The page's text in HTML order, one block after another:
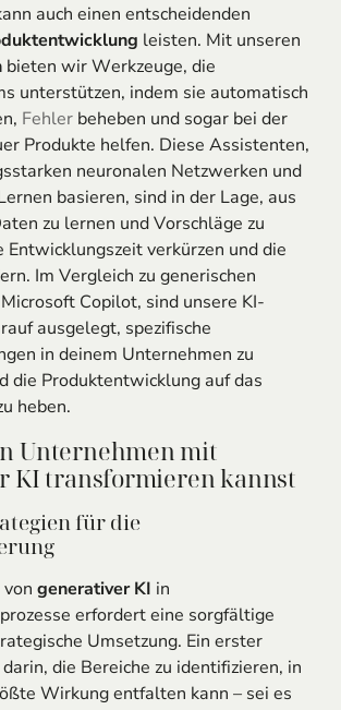
auch einen entscheidenden
leisten. Mit unseren
bieten wir Werkzeuge, die
unterstützen, indem sie automatisch
Fehlerbeheben und sogar bei der
Produkte helfen. Diese Assistenten,
neuronalen Netzwerken und
basieren, sind in der Lage, aus
zu lernen und Vorschläge zu
Entwicklungszeit verkürzen und die
Im Vergleich zu generischen
Copilot, sind unsere KI-
ausgelegt, spezifische
in deinem Unternehmen zu
die Produktentwicklung auf das
heben.
Unternehmen mit
KI transformieren kannst
für die
von generativer KI in
erfordert eine sorgfältige
Umsetzung. Ein erster
die Bereiche zu identifizieren, in
Wirkung entfalten kann – sei es